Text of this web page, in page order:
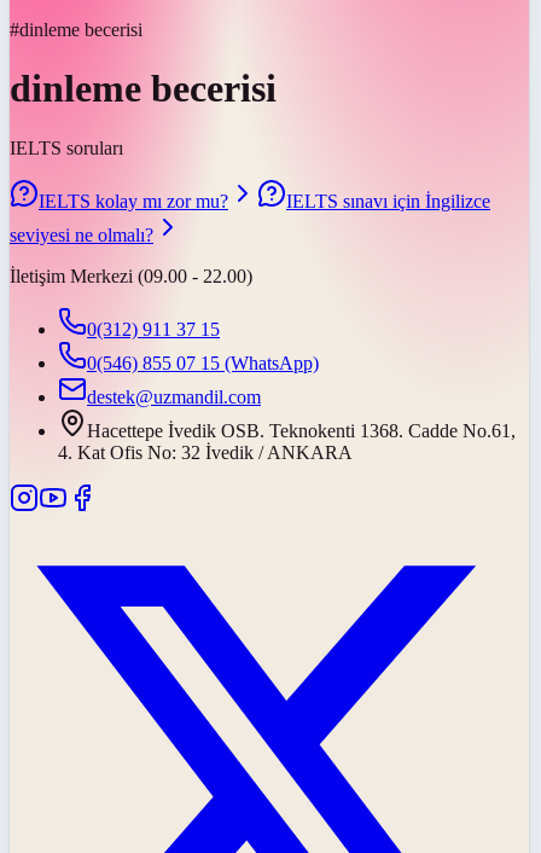
#dinleme becerisi
dinleme becerisi
IELTS soruları
IELTS kolay mı zor mu?
IELTS sınavı için İngilizce
seviyesi ne olmalı?
İletişim Merkezi (09.00 - 22.00)
0(312) 911 37 15
0(546) 855 07 15 (WhatsApp)
destek@uzmandil.com
Hacettepe İvedik OSB. Teknokenti 1368. Cadde No.61,
4. Kat Ofis No: 32 İvedik / ANKARA